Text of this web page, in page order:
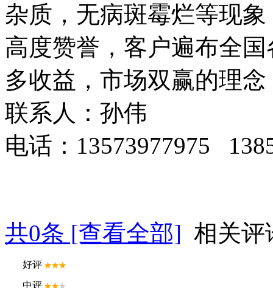
杂质，无病斑霉烂等现
高度赞誉，客户遍布全
多收益，市场双赢的理
联系人：孙伟
电话：13573977975
共0条 [查看全部] 相关评